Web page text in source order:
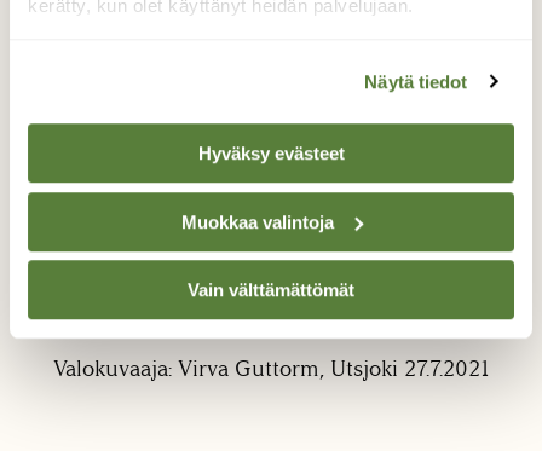
kerätty, kun olet käyttänyt heidän palvelujaan.
Näytä tiedot
Hyväksy evästeet
Muokkaa valintoja
Vain välttämättömät
Kulleron heinäkuu
Kullero on riisunut keltaisen kesämekkonsa
ja paljastanut hedelmäkodan, joka on
läheltä katsoen kaunis kuin rintakoru.
Valokuvaaja: Virva Guttorm, Utsjoki 27.7.2021